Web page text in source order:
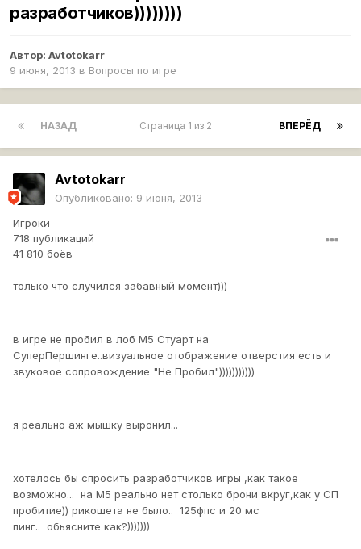
разработчиков))))))))
Автор: Avtotokarr
9 июня, 2013 в Вопросы по игре
НАЗАД ВПЕРЁД
Страница 1 из 2
Avtotokarr
Опубликовано: 9 июня, 2013
Игроки
718 публикаций
41 810 боёв
только что случился забавный момент)))
в игре не пробил в лоб М5 Стуарт на
СуперПершинге..визуальное отображение отверстия есть и
звуковое сопровождение "Не Пробил")))))))))))
я реально аж мышку выронил...
хотелось бы спросить разработчиков игры ,как такое
возможно... на М5 реально нет столько брони вкруг,как у СП
пробитие)) рикошета не было.. 125фпс и 20 мс
пинг.. обьясните как?)))))))